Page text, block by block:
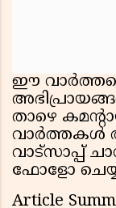
ഈ
താഴെ
വാർത്തകൾ
വാട്സാപ്പ്
ഫോളോ
Article